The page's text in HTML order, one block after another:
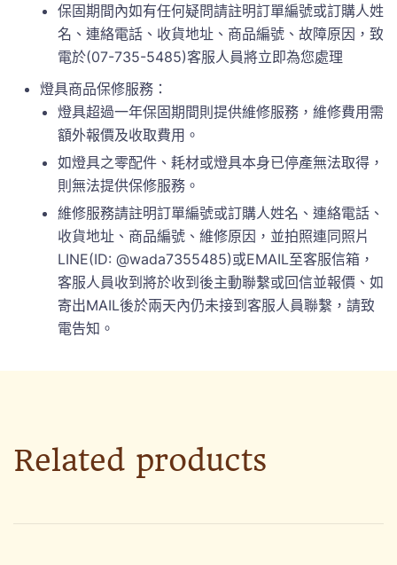
保固期間內如有任何疑問請註明訂單編號或訂購人姓
名、連絡電話、收貨地址、商品編號、故障原因，致
電於(07-735-5485)客服人員將立即為您處理
燈具商品保修服務：
燈具超過一年保固期間則提供維修服務，維修費用需
額外報價及收取費用。
如燈具之零配件、耗材或燈具本身已停產無法取得，
則無法提供保修服務。
維修服務請註明訂單編號或訂購人姓名、連絡電話、
收貨地址、商品編號、維修原因，並拍照連同照片
LINE(ID: @wada7355485)或EMAIL至客服信箱，
客服人員收到將於收到後主動聯繫或回信並報價、如
寄出MAIL後於兩天內仍未接到客服人員聯繫，請致
電告知。
Related products